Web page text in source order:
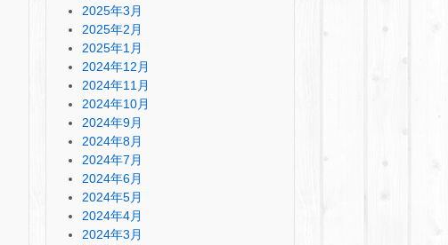
2025年3月
2025年2月
2025年1月
2024年12月
2024年11月
2024年10月
2024年9月
2024年8月
2024年7月
2024年6月
2024年5月
2024年4月
2024年3月